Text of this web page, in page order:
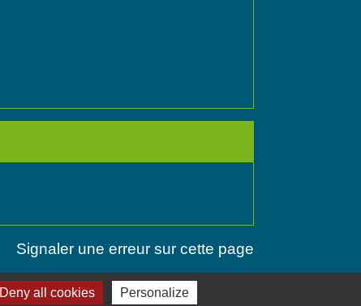
Signaler une erreur sur cette page
Deny all cookies Personalize